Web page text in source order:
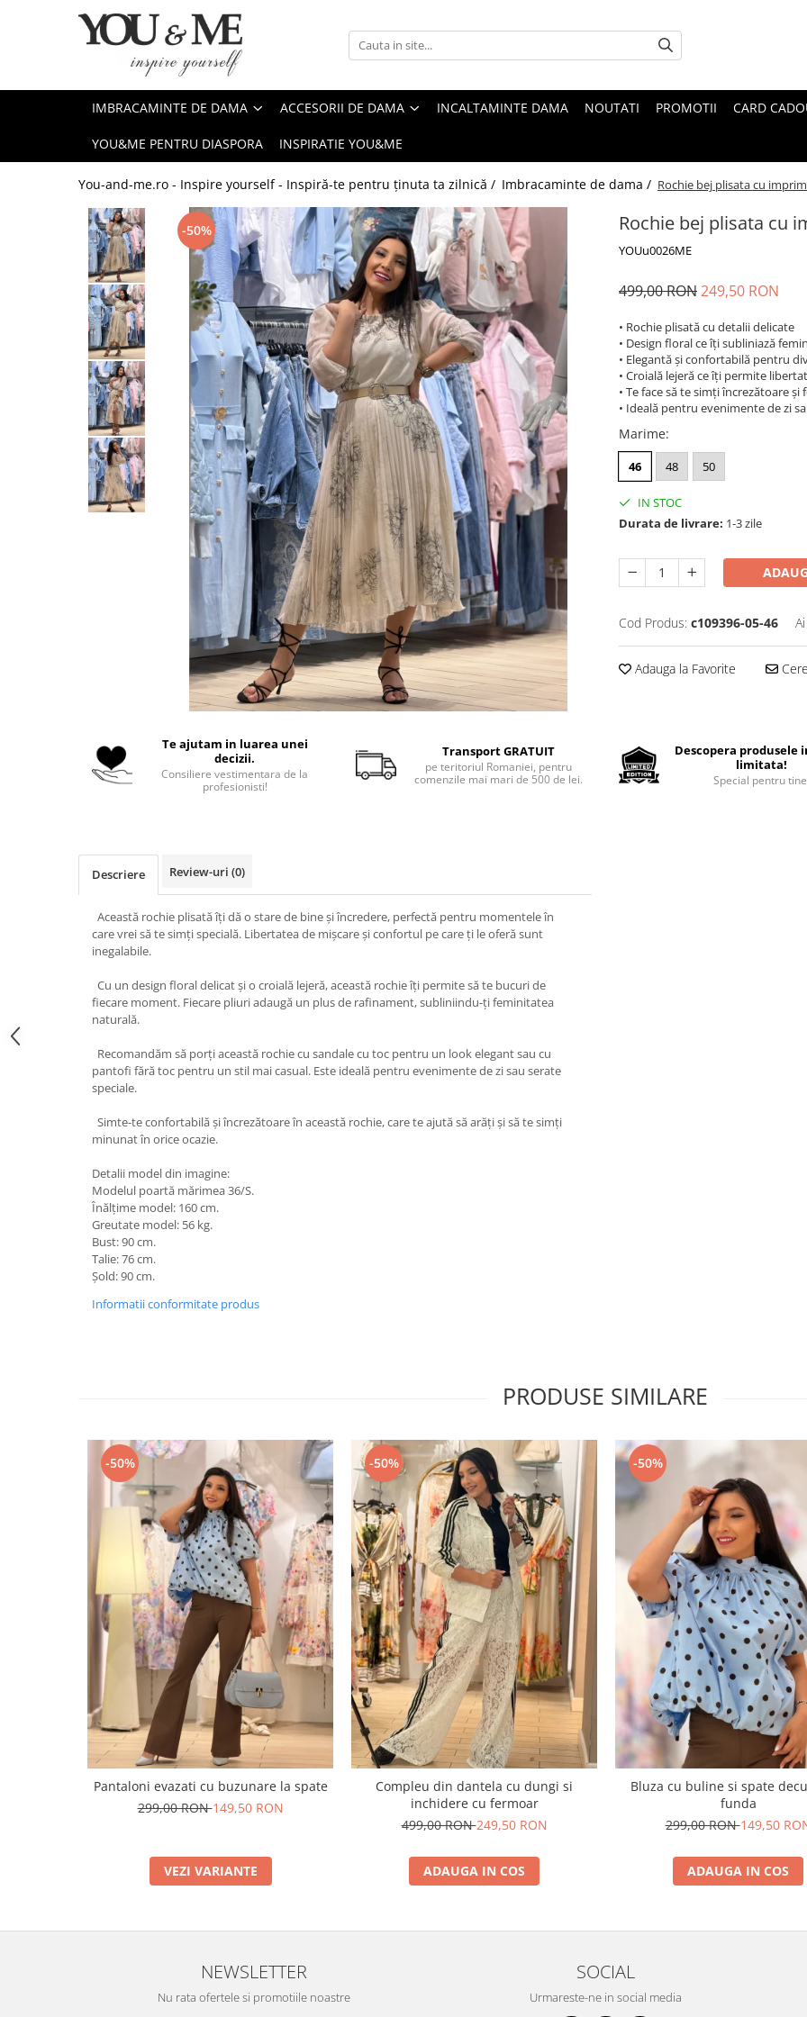
Imbracaminte de dama
Geci si jachete
Rochii de zi
Rochii de eveniment
Compleuri si costume
Tricouri si topuri
Costume de baie
Accesorii de dama
Coliere si brose
IMBRACAMINTE DE DAMA ACCESORII DE DAMA INCALTAMINTE DAMA NOUTATI PROMOTII CARD
YOU&ME PENTRU DIASPORA INSPIRATIE YOU&ME
You-and-me.ro - Inspire yourself - Inspiră-te pentru ținuta ta zilnică / Imbracaminte de dama / Rochie bej plisata cu
Rochie bej plisata cu
YOUu0026ME
-50%
499,00 RON249,50 RON
• Rochie plisată cu detalii delicate
• Design floral ce îți subliniază
• Elegantă și confortabilă pentru
• Croială lejeră ce îți permite
• Te face să te simți încrezătoare și
• Ideală pentru evenimente de zi
Marime:
46 48 50
IN STOC
Durata de livrare: 1-3 zile
Cod Produs: c109396-05-46
Adauga la Favorite
Te ajutam in luarea unei
decizii.
Consiliere vestimentara de la
profesionisti!
Transport GRATUIT
pe teritoriul Romaniei, pentru
comenzile mai mari de 500 de lei.
Descopera produsele
limitata!
Special pentru
Descriere Review-uri (0)
Această rochie plisată îți dă o stare de bine și încredere, perfectă pentru momentele în
care vrei să te simți specială. Libertatea de mișcare și confortul pe care ți le oferă sunt
inegalabile.
Cu un design floral delicat și o croială lejeră, această rochie îți permite să te bucuri de
fiecare moment. Fiecare pliuri adaugă un plus de rafinament, subliniindu-ți feminitatea
naturală.
Recomandăm să porți această rochie cu sandale cu toc pentru un look elegant sau cu
pantofi fără toc pentru un stil mai casual. Este ideală pentru evenimente de zi sau serate
speciale.
Simte-te confortabilă și încrezătoare în această rochie, care te ajută să arăți și să te simți
minunat în orice ocazie.
Detalii model din imagine:
Modelul poartă mărimea 36/S.
Înălțime model: 160 cm.
Greutate model: 56 kg.
Bust: 90 cm.
Talie: 76 cm.
Șold: 90 cm.
Informatii conformitate produs
PRODUSE SIMILARE
-50%
Pantaloni evazati cu buzunare la spate
299,00 RON149,50 RON
VEZI VARIANTE
-50%
Compleu din dantela cu dungi si
inchidere cu fermoar
499,00 RON249,50 RON
ADAUGA IN COS
-50%
Bluza cu buline si spate
funda
299,00 RON149,50
ADAUGA IN COS
NEWSLETTER
Nu rata ofertele si promotiile noastre
SOCIAL
Urmareste-ne in social media